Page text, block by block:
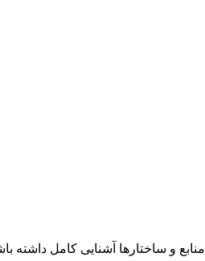
و ساختارها آشنایی کامل داشته